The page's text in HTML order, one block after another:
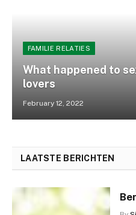
FAMILIE RELATIES
What happened to
lovers
February 12, 2022
LAATSTE BERICHTEN